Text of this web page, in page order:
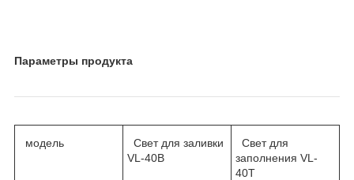
Параметры продукта
модель
Свет для заливки
VL-40B
Свет для
заполнения VL-
40T